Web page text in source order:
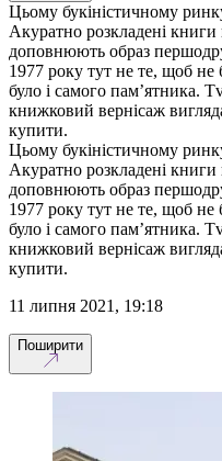
Цьому букіністичному
Акуратно розкладені
доповнюють образ
1977 року тут не те, щоб не
було і самого пам’ятника.
книжковий вернісаж
купити.
Цьому букіністичному
Акуратно розкладені
доповнюють образ
1977 року тут не те, щоб не
було і самого пам’ятника.
книжковий вернісаж
купити.
11 липня 2021, 19:18
Поширити